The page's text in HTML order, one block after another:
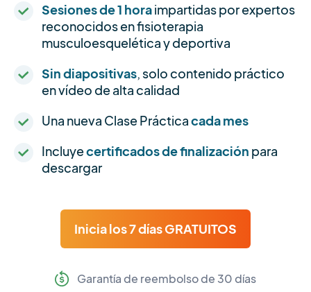
Sesiones de 1 horaimpartidas por expertos
reconocidos en fisioterapia
musculoesquelética y deportiva
Sin diapositivas, solo contenido práctico
en vídeo de alta calidad
Una nueva Clase Prácticacada mes
Incluyecertificados de finalización para
descargar
Inicia los 7 días GRATUITOS
Garantía de reembolso de 30 días